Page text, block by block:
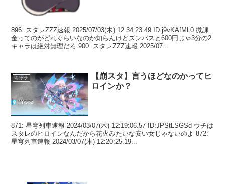
896: スタレZZZ速報 2025/07/03(木) 12:34:23.49 ID:j9vKAfML0 微課
金ってのがどれぐらいなのか知らんけどズンパスと600円じゃ3分の2
キャラは絶対無理だろ 900: スタレZZZ速報 2025/07...
キャラ
【崩スタ】言うほどなのかってヒ
ロインか？
871: 星穹列車速報 2024/03/07(木) 12:19:06.57 ID:JPStLSGSd ウチは
スタレのヒロインなんだから花火みたいな安い女じゃないのよ 872:
星穹列車速報 2024/03/07(木) 12:20:25.19...